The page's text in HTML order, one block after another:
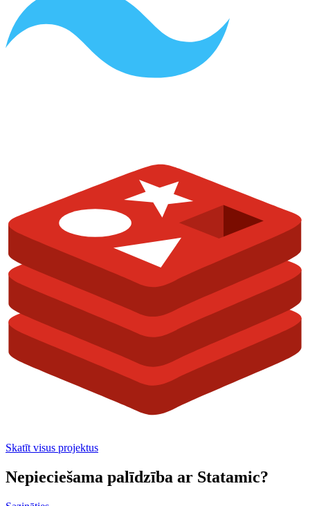
Skatīt visus projektus
Nepieciešama palīdzība ar Statamic?